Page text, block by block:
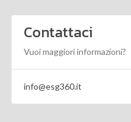
Contattaci
Vuoi maggiori informazioni?
info@esg360.it